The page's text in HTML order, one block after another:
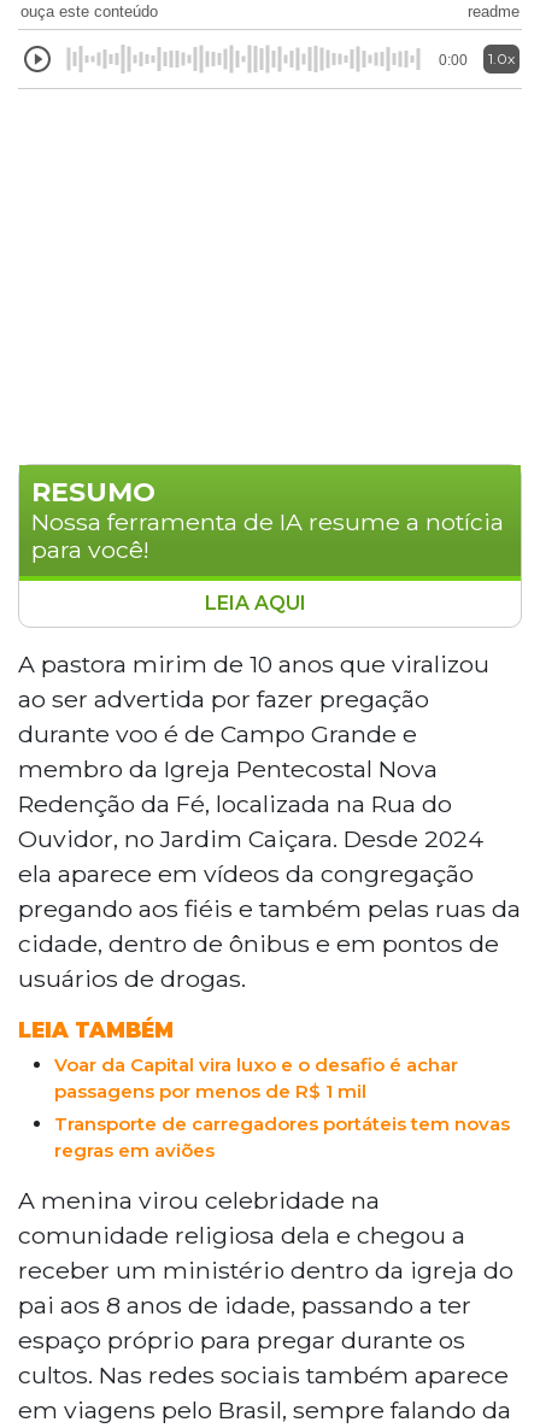
ouça este conteúdo readme
0:00 1.0x
RESUMO
Nossa ferramenta de IA resume a notícia
para você!
Pastora mirim de 10 anos, moradora de
Campo Grande e membro da Igreja Nova
Redenção da Fé, viralizou após ser
advertida por um comissário de bordo ao
pregar durante um voo da Latam com
destino a São Paulo. O pai, pastor Mauro
Ortiz, afirma que a filha foi empurrada e
teve o braço apertado pelo comissário. Ele
pretende contratar um advogado ao
retornar. Com a repercussão, o perfil da
menina ganhou cerca de 5 mil novos
seguidores, chegando a 474 mil no
Instagram.
LEIA AQUI
A pastora mirim de 10 anos que viralizou
ao ser advertida por fazer pregação
durante voo é de Campo Grande e
membro da Igreja Pentecostal Nova
Redenção da Fé, localizada na Rua do
Ouvidor, no Jardim Caiçara. Desde 2024
ela aparece em vídeos da congregação
pregando aos fiéis e também pelas ruas da
cidade, dentro de ônibus e em pontos de
usuários de drogas.
LEIA TAMBÉM
Voar da Capital vira luxo e o desafio é achar
passagens por menos de R$ 1 mil
Transporte de carregadores portáteis tem novas
regras em aviões
A menina virou celebridade na
comunidade religiosa dela e chegou a
receber um ministério dentro da igreja do
pai aos 8 anos de idade, passando a ter
espaço próprio para pregar durante os
cultos. Nas redes sociais também aparece
em viagens pelo Brasil, sempre falando da